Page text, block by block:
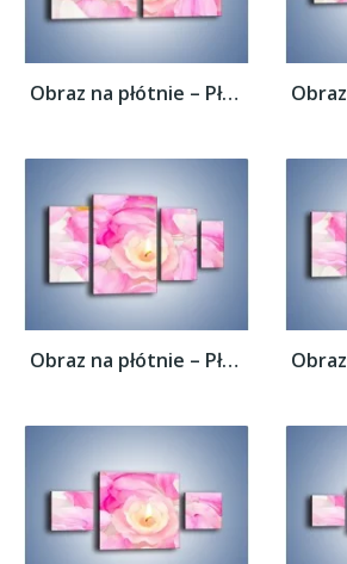
Obraz na płótnie – Pływająca różana...
Obraz na płótnie – Pływająca różana...